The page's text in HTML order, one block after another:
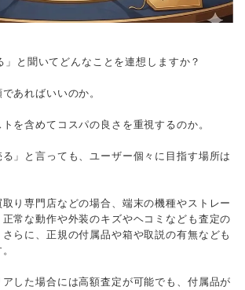
」と聞いてどんなことを連想しますか？
あればいいのか。
を含めてコスパの良さを重視するのか。
」と言っても、ユーザー個々に目指す場所は
り専門店などの場合、端末の機種やストレー
常な動作や外装のキズやヘコミなども査定の
らに、正規の付属品や箱や取説の有無なども
した場合には高額査定が可能でも、付属品が